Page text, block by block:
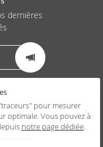
dernières
pour mesurer
optimale. Vous pouvez à
notre page dédiée.